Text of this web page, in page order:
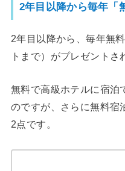
2年目以降から毎年「
2年目以降から、毎年無
トまで）がプレゼントさ
無料で高級ホテルに宿泊
のですが、さらに無料宿
2点です。